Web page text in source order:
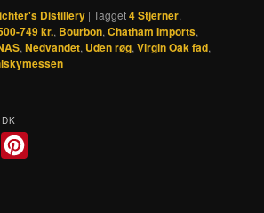
Distillery |Tagget4 Stjerner,
749 kr., Bourbon,Chatham Imports,
,Nedvandet, Uden røg,Virgin Oak fad,